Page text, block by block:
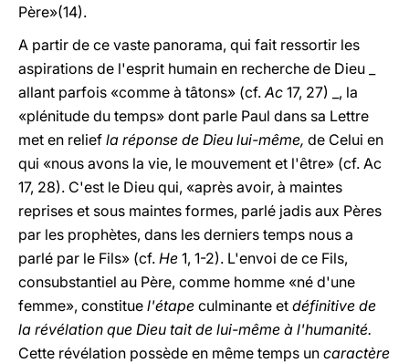
Père»(14).
A partir de ce vaste panorama, qui fait ressortir les
aspirations de l'esprit humain en recherche de Dieu _
allant parfois «comme à tâtons» (cf.Ac 17, 27) _, la
«plénitude du temps» dont parle Paul dans sa Lettre
met en relief la réponse de Dieu lui-même, de Celui en
qui «nous avons la vie, le mouvement et l'être» (cf. Ac
17, 28). C'est le Dieu qui, «après avoir, à maintes
reprises et sous maintes formes, parlé jadis aux Pères
par les prophètes, dans les derniers temps nous a
parlé par le Fils» (cf. He 1, 1-2). L'envoi de ce Fils,
consubstantiel au Père, comme homme «né d'une
femme», constitue l'étape culminante et définitive de
la révélation que Dieu tait de lui-même à l'humanité.
Cette révélation possède en même temps un caractère